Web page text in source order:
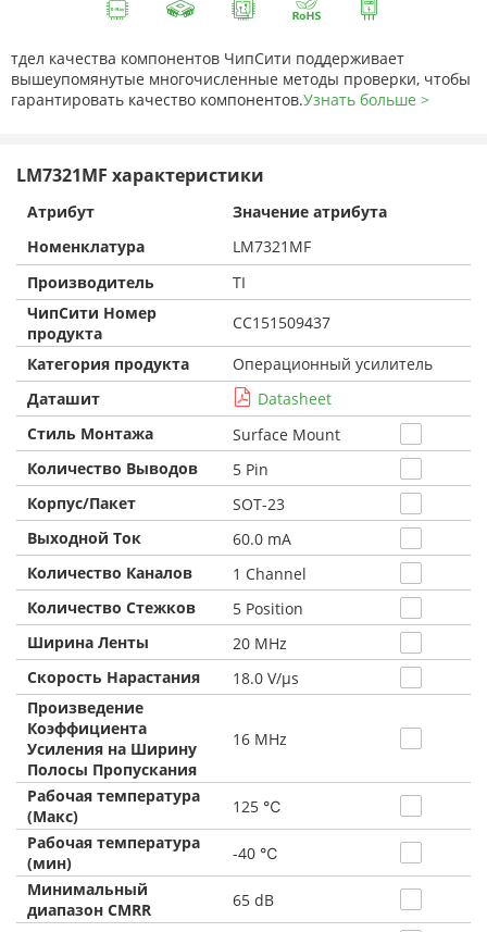
тдел качества компонентов ЧипСити поддерживает
вышеупомянутые многочисленные методы проверки, чтобы
гарантировать качество компонентов.Узнать больше >
LM7321MF характеристики
Атрибут
Значение атрибута
Номенклатура
LM7321MF
Производитель
TI
ЧипСити Номер
продукта
CC151509437
Категория продукта
Операционный усилитель
Даташит
Datasheet
Стиль Монтажа
Surface Mount
Количество Выводов
5 Pin
Корпус/Пакет
SOT-23
Выходной Ток
60.0 mA
Количество Каналов
1 Channel
Количество Стежков
5 Position
Ширина Ленты
20 MHz
Скорость Нарастания
18.0 V/μs
Произведение
Коэффициента
Усиления на Ширину
Полосы Пропускания
16 MHz
Рабочая температура
(Макс)
125 ℃
Рабочая температура
(мин)
-40 ℃
Минимальный
диапазон CMRR
65 dB